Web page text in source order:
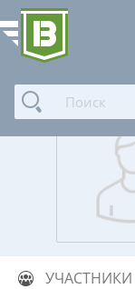
УЧАСТНИКИ